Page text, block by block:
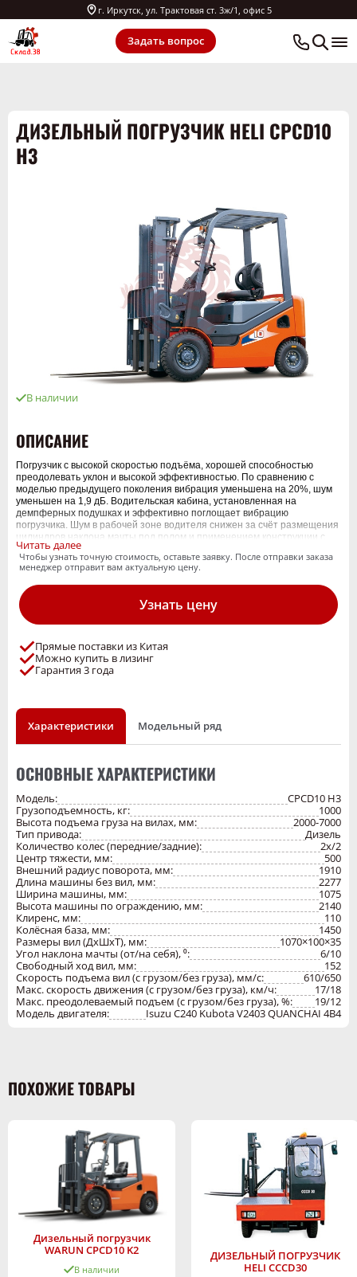
г. Иркутск, ул. Трактовая ст. 3ж/1, офис 5
Задать вопрос
ДИЗЕЛЬНЫЙ ПОГРУЗЧИК HELI CPCD10
H3
В наличии
ОПИСАНИЕ
Погрузчик с высокой скоростью подъёма, хорошей способностью
преодолевать уклон и высокой эффективностью. По сравнению с
моделью предыдущего поколения вибрация уменьшена на 20%, шум
уменьшен на 1,9 дБ. Водительская кабина, установленная на
демпферных подушках и эффективно поглощает вибрацию
погрузчика. Шум в рабочей зоне водителя снижен за счёт размещения
цилиндров наклона мачты под полом и применением конструкции с
полностью закрытой кабиной. Демпфирующее устройство, встроенное
в мачту, снижает ударные нагрузки и вибрацию мачты, снижая риск
падения груза.
Пространство вокруг ног оператора эффективно увеличивается за
счёт подъёма рулевой колонки и подвесных педалей. Рабочее
пространство увеличено за счёт увеличения высоты защитного
формы. Полуподвесное сиденье, рулевое колесо малого диаметра,
электрогидравлическая система изменения направления движения с
подрулевым переключателем эффективно повышают удобство
управления.
широким обзором и смещения приборной панели вниз. Обзор назад
улучшен благодаря оптимальной форме противовеса, разработанного
с помощью системы САЕ.
идеально подходит для работы в разных условиях: в порту, доке или
Оптимизация потока нагретого воздуха и эффективное рассеивание
тепла улучшают охлаждение двигателя и всего подкапотного
пространства, что в свою очередь обеспечивает надёжную и
безотказную работу. Конструкция погрузчика предусматривает не
только удобную работу но и простое и безопасное проведение
технического обслуживания. Адаптивная система рулевого
управления увеличивает скорость подъёма и не перегревает
гидравлическое масло. Оптимальная конструкция таких ключевых
компонентов как рама, мачта, защитная решетка оператора и
управляемый мост, повышает безопасность и надёжность погрузчика
в целом. Смещение центра нагрузки назад улучшает
грузоподъёмность, устойчивость и безопасность.
Читать далее
Чтобы узнать точную стоимость, оставьте заявку. После отправки заказа
менеджер отправит вам актуальную цену.
Узнать цену
Прямые поставки из Китая
Можно купить в лизинг
Гарантия 3 года
Характеристики Модельный ряд
ОСНОВНЫЕ ХАРАКТЕРИСТИКИ
Модель:
CPCD10 H3
Грузоподъемность, кг:
1000
Высота подъема груза на вилах, мм:
2000-7000
Тип привода:
Дизель
Количество колес (передние/задние):
2х/2
Центр тяжести, мм:
500
Внешний радиус поворота, мм:
1910
Длина машины без вил, мм:
2277
Ширина машины, мм:
1075
Высота машины по ограждению, мм:
2140
Клиренс, мм:
110
Колёсная база, мм:
1450
Размеры вил (ДхШхТ), мм:
1070×100×35
Угол наклона мачты (от/на себя), ⁰:
6/10
Свободный ход вил, мм:
152
Скорость подъема вил (с грузом/без груза), мм/с:
610/650
Макс. скорость движения (с грузом/без груза), км/ч:
17/18
Макс. преодолеваемый подъем (с грузом/без груза), %:
19/12
Модель двигателя:
Isuzu C240 Kubota V2403 QUANCHAI 4B4
ПОХОЖИЕ ТОВАРЫ
Дизельный погрузчик
WARUN CPCD10 K2
В наличии
ДИЗЕЛЬНЫЙ ПОГРУЗЧИК
HELI CCCD30